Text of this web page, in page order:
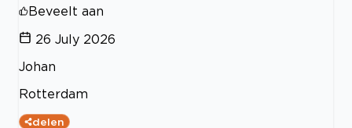
Beveelt aan
26 July 2026
Johan
Rotterdam
delen